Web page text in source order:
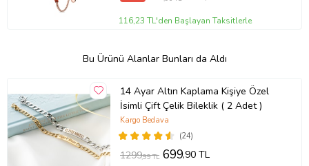
116,23 TL'den Başlayan Taksitlerle
Bu Ürünü Alanlar Bunları da Aldı
14 Ayar Altın Kaplama Kişiye Özel
İsimli Çift Çelik Bileklik ( 2 Adet )
(24)
Kargo Bedava
1299,99 TL 699,90 TL